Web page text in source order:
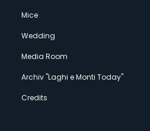
Mice
Wedding
Media Room
Archiv "Laghi e Monti Today"
Credits